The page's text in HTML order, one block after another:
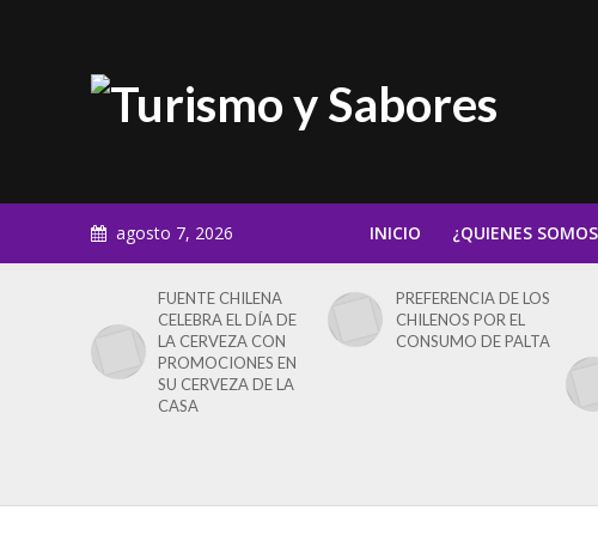
agosto 7, 2026 INICIO ¿QUIENES
FUENTE CHILENA
CELEBRA EL DÍA DE
LA CERVEZA CON
PROMOCIONES EN
SU CERVEZA DE LA
CASA
PREFERENCIA DE LOS
CHILENOS POR EL
CONSUMO DE PALTA